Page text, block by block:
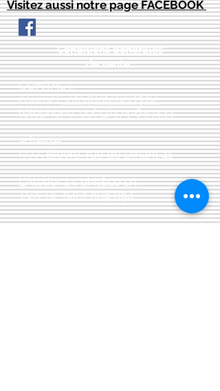
Visitez aussi notre page FACEBOOK
Conditions générales
de vente::
CONTACT:
courriel:info@latelier13.be
téléphone:00(32)474-649433
adresse:
5555 Bièvre, rue de Dinant 41
L'Atelier 13, phil&co srl
TVA: BE0461 089 894